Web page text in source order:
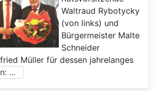
Waltraud Rybotycky
(von links) und
Bürgermeister Malte
Schneider
Müller für dessen jahrelanges
...